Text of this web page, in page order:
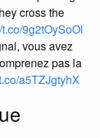
cross the
9g2tOySoOl
vous avez
pas la
a5TZJgtyhX